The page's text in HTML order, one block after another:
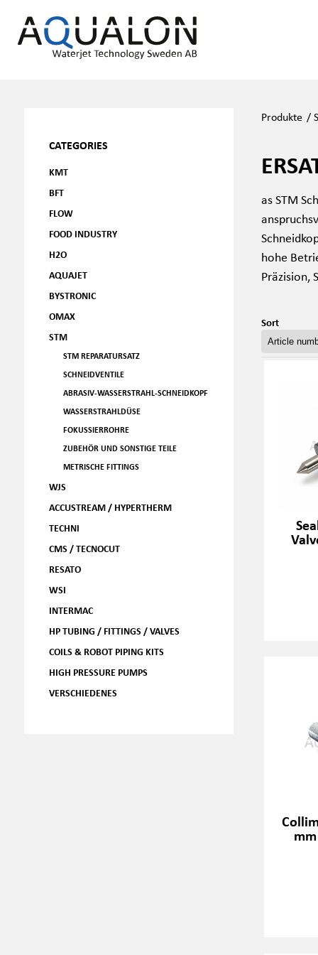
CATEGORIES
KMT
BFT
FLOW
FOOD INDUSTRY
H2O
AQUAJET
BYSTRONIC
OMAX
STM
STM REPARATURSATZ
SCHNEIDVENTILE
ABRASIV-WASSERSTRAHL-SCHNEIDKOPF
WASSERSTRAHLDÜSE
FOKUSSIERROHRE
ZUBEHÖR UND SONSTIGE TEILE
METRISCHE FITTINGS
WJS
ACCUSTREAM / HYPERTHERM
TECHNI
CMS / TECNOCUT
RESATO
WSI
INTERMAC
HP TUBING / FITTINGS / VALVES
COILS & ROBOT PIPING KITS
HIGH PRESSURE PUMPS
VERSCHIEDENES
Produkte /
as STM
hohe
Präzision,
Sort